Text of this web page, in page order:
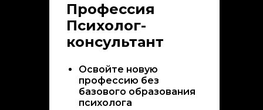
Профессия
Психолог-
консультант
Освойте новую
профессию без
базового образования
психолога